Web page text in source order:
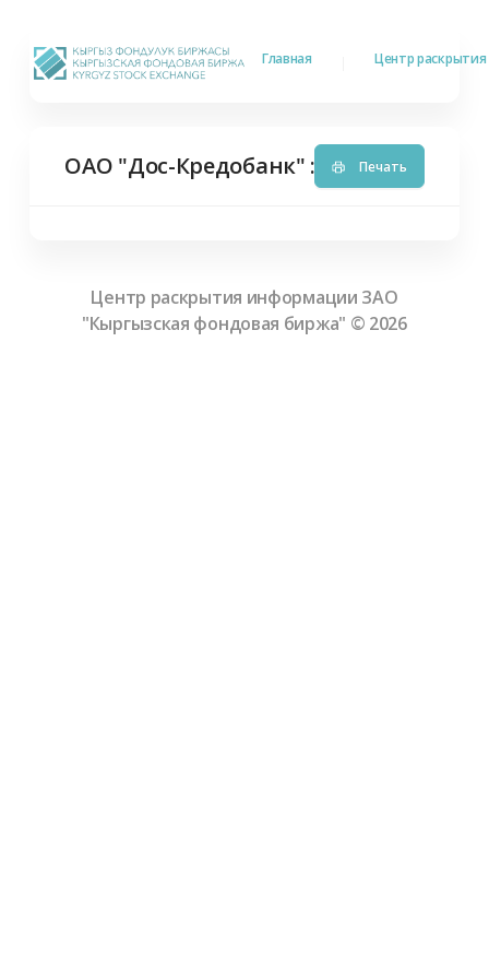
Главная Центр
OAO "Дос-Кредобанк" : Кодекс
Печать
Центр раскрытия информации ЗАО
"Кыргызская фондовая биржа" © 2026